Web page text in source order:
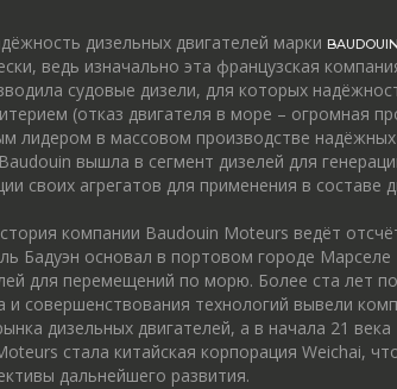
дизельных двигателей марки
ведь изначально эта французская
судовые дизели, для которых
(отказ двигателя в море – огромная
лидером в массовом производстве
вышла в сегмент дизелей для
своих агрегатов для применения в составе
компании Baudouin Moteurs ведёт
Бадуэн основал в портовом городе Марселе
для перемещений по морю. Более ста лет
и совершенствования технологий вывели
дизельных двигателей, а в начала 21 века
стала китайская корпорация Weichai,
дальнейшего развития.